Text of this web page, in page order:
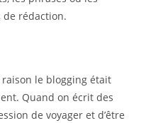
de rédaction.
le blogging était
Quand on écrit des
de voyager et d’être